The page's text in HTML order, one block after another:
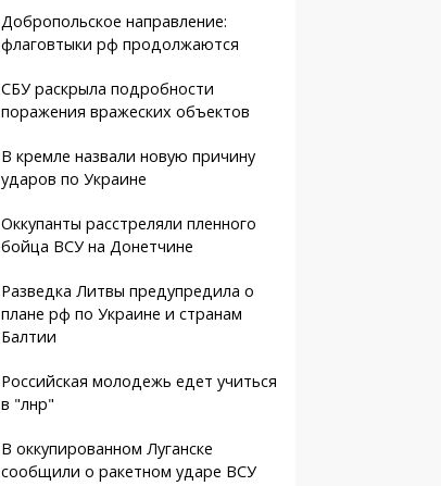
Добропольское направление:
флаговтыки рф продолжаются
СБУ раскрыла подробности
поражения вражеских объектов
В кремле назвали новую причину
ударов по Украине
Оккупанты расстреляли пленного
бойца ВСУ на Донетчине
Разведка Литвы предупредила о
плане рф по Украине и странам
Балтии
Российская молодежь едет учиться
в "лнр"
В оккупированном Луганске
сообщили о ракетном ударе ВСУ